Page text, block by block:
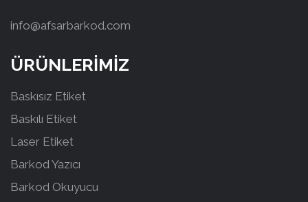
info@afsarbarkod.com
ÜRÜNLERİMİZ
Baskısız Etiket
Baskılı Etiket
Laser Etiket
Barkod Yazıcı
Barkod Okuyucu